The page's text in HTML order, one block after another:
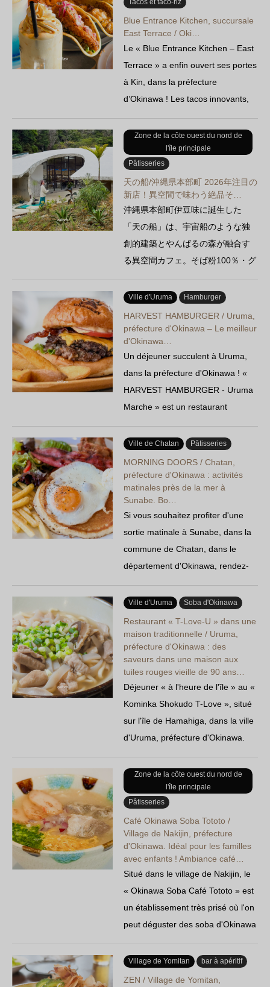
dès 8 heures du matin, ainsi que
des pancakes et des cheesecakes
préparés avec soin…
Tacos et taco-riz
Blue Entrance Kitchen, succursale
East Terrace / Oki…
Le « Blue Entrance Kitchen – East
Terrace » a enfin ouvert ses portes
à Kin, dans la préfecture
d’Okinawa ! Les tacos innovants,
très populaires à Onna, font leur
retour dans une version encore
améliorée. Une tortilla fermentée,
semblable à du pain…
Zone de la côte ouest du nord de
l'île principale
Pâtisseries
天の船/沖縄県本部町 2026年注目の
新店！異空間で味わう絶品そ…
沖縄県本部町伊豆味に誕生した
「天の船」は、宇宙船のような独
創的建築とやんばるの森が融合す
る異空間カフェ。そば粉100％・グ
ルテンフリーの本格ガレットや…
Ville d'Uruma Hamburger
HARVEST HAMBURGER / Uruma,
préfecture d'Okinawa – Le meilleur
d'Okinawa…
Un déjeuner succulent à Uruma,
dans la préfecture d'Okinawa ! «
HARVEST HAMBURGER - Uruma
Marche » est un restaurant
spécialisé dans les hamburgers
authentiques, qui se distingue par
ses steaks hachés juteux et ses
petits pains moelleux. Il propose
un large choix de sauces, ainsi
Ville de Chatan Pâtisseries
MORNING DOORS / Chatan,
préfecture d'Okinawa : activités
matinales près de la mer à
Sunabe. Bo…
Si vous souhaitez profiter d'une
sortie matinale à Sunabe, dans la
commune de Chatan, dans le
département d'Okinawa, rendez-
vous chez « MORNING DOORS »
! Ouvert dès 7 h du matin, cet
établissement vous propose de
succulents pancakes hawaïens et
des bols d'açaï onctueux.
L'intérieur, baigné de la chaleur du
bois…
Ville d'Uruma Soba d'Okinawa
Restaurant « T-Love-U » dans une
maison traditionnelle / Uruma,
préfecture d'Okinawa : des
saveurs dans une maison aux
tuiles rouges vieille de 90 ans…
Déjeuner « à l'heure de l'île » au «
Kominka Shokudo T-Love », situé
sur l'île de Hamahiga, dans la ville
d'Uruma, préfecture d'Okinawa.
Dans cette ancienne maison
ryukyuan vieille de 90 ans, vous
pourrez déguster un menu de
soba d'Okinawa proposant quatre
variétés au choix, notamment des
soba « Nakami » et du « Soki ».
Petits accompagnements…
Zone de la côte ouest du nord de
l'île principale
Pâtisseries
Café Okinawa Soba Tototo /
Village de Nakijin, préfecture
d'Okinawa. Idéal pour les familles
avec enfants ! Ambiance café…
Situé dans le village de Nakijin, le
« Okinawa Soba Café Tototo » est
un établissement très prisé où l'on
peut déguster des soba d'Okinawa
authentiques dans un cadre de
type café aux tons blancs. On y
trouve notamment des soba au
Village de Yomitan bar à apéritif
ZEN / Village de Yomitan,